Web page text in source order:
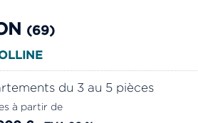
(69)
du 3 au 5 pièces
à partir de